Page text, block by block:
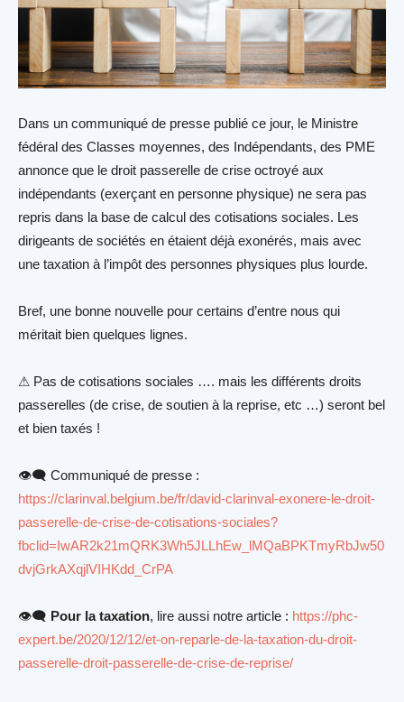
Dans un communiqué de presse publié ce jour, le Ministre
fédéral des Classes moyennes, des Indépendants, des PME
annonce que le droit passerelle de crise octroyé aux
indépendants (exerçant en personne physique) ne sera pas
repris dans la base de calcul des cotisations sociales. Les
dirigeants de sociétés en étaient déjà exonérés, mais avec
une taxation à l’impôt des personnes physiques plus lourde.
Bref, une bonne nouvelle pour certains d’entre nous qui
méritait bien quelques lignes.
⚠ Pas de cotisations sociales …. mais les différents droits
passerelles (de crise, de soutien à la reprise, etc …) seront bel
et bien taxés !
👁‍🗨 Communiqué de presse :
https://clarinval.belgium.be/fr/david-clarinval-exonere-le-droit-
passerelle-de-crise-de-cotisations-sociales?
fbclid=IwAR2k21mQRK3Wh5JLLhEw_lMQaBPKTmyRbJw50
dvjGrkAXqjlVIHKdd_CrPA
👁‍🗨 Pour la taxation, lire aussi notre article : https://phc-
expert.be/2020/12/12/et-on-reparle-de-la-taxation-du-droit-
passerelle-droit-passerelle-de-crise-de-reprise/